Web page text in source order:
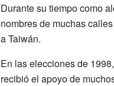
Durante su tiempo como
nombres de muchas
a Taiwán.
En las elecciones de
recibió el apoyo de